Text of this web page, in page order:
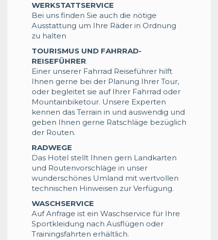
WERKSTATTSERVICE
Bei uns finden Sie auch die nötige
Ausstattung um Ihre Räder in Ordnung
zu halten
TOURISMUS UND FAHRRAD-
REISEFÜHRER
Einer unserer Fahrrad Reiseführer hilft
Ihnen gerne bei der Planung Ihrer Tour,
oder begleitet sie auf Ihrer Fahrrad oder
Mountainbiketour. Unsere Experten
kennen das Terrain in und auswendig und
geben Ihnen gerne Ratschläge bezüglich
der Routen.
RADWEGE
Das Hotel stellt Ihnen gern Landkarten
und Routenvorschläge in unser
wunderschönes Umland mit wertvollen
technischen Hinweisen zur Verfügung.
WASCHSERVICE
Auf Anfrage ist ein Waschservice für Ihre
Sportkleidung nach Ausflügen oder
Trainingsfahrten erhältlich.